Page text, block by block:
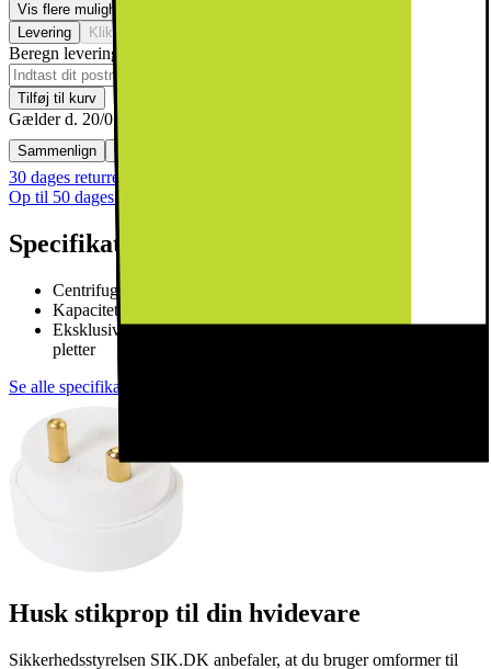
Vis flere muligheder
Levering
Klik & Hent
Beregn leveringstid for dit postnummer
Tilføj til kurv
Gælder d. 20/07 - 09/08
Sammenlign Gem
30 dages returret
Op til 50 dages returret
Specifikationer
Centrifugeringshastighed (rpm): 1400
Kapacitet: 8 kg
Eksklusivt CapDosing-sortiment til forskellige tekstiler og
pletter
Se alle specifikationer
Husk stikprop til din hvidevare
Sikkerhedsstyrelsen SIK.DK anbefaler, at du bruger omformer til